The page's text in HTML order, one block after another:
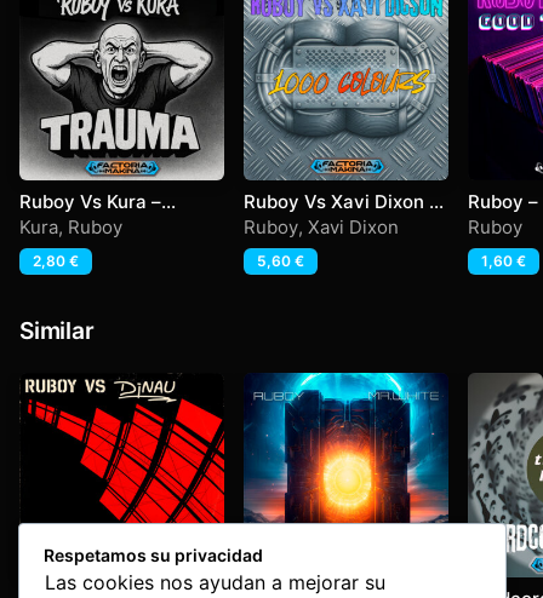
Ruboy Vs Kura –
Trauma
Kura, Ruboy
2,80 €
Ruboy Vs Xavi Dixon –
1000 colors
Ruboy, Xavi Dixon
5,60 €
Ruboy
Ruboy
1,60 €
Similar
Respetamos su privacidad
Las cookies nos ayudan a mejorar su